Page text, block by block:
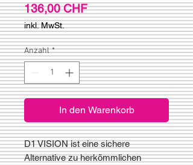
136,00 CHFPreis
inkl. MwSt.
Anzahl *
In den Warenkorb
D1 VISION ist eine sichere
Alternative zu herkömmlichen